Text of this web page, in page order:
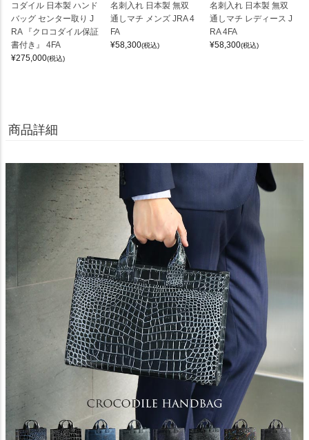
コダイル 日本製 ハンド
バッグ センター取り J
RA 『クロコダイル保証
書付き』 4FA
¥275,000(税込)
名刺入れ 日本製 無双
通しマチ メンズ JRA 4
FA
¥58,300(税込)
名刺入れ 日本製 無双
通しマチ レディース J
RA 4FA
¥58,300(税込)
商品詳細